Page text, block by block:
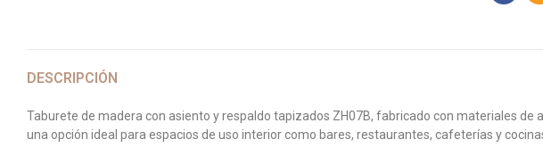
DESCRIPCIÓN
Taburete de madera con asiento y respaldo tapizados ZH07B, fabricado con materiales
una opción ideal para espacios de uso interior como bares, restaurantes, cafeterías y